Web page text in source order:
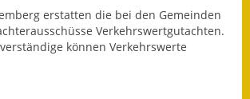
Infos in Leichter Sprache
erstatten die bei den Gemeinden
Verkehrswertgutachten.
können Verkehrswerte